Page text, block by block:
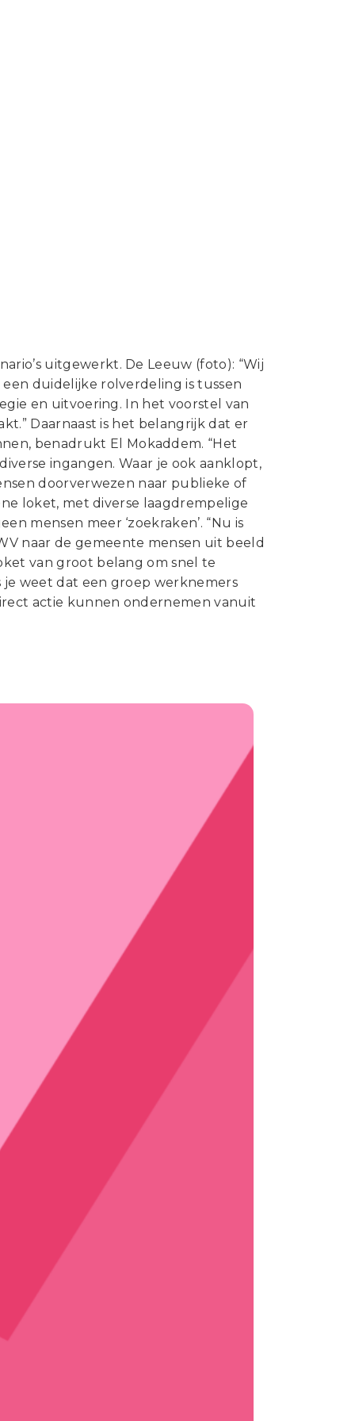
uitgewerkt. De Leeuw (foto): “Wij
duidelijke rolverdeling is tussen
en uitvoering. In het voorstel van
Daarnaast is het belangrijk dat er
benadrukt El Mokaddem. “Het
ingangen. Waar je ook aanklopt,
doorverwezen naar publieke of
loket, met diverse laagdrempelige
mensen meer ‘zoekraken’. “Nu is
naar de gemeente mensen uit beeld
van groot belang om snel te
je weet dat een groep werknemers
actie kunnen ondernemen vanuit